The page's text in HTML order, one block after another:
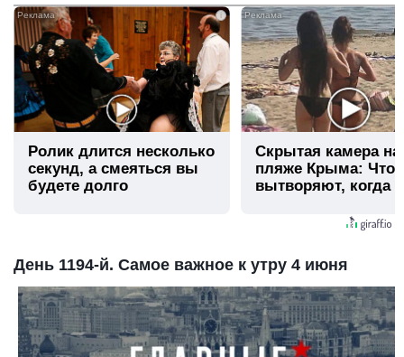
Ролик длится несколько
секунд, а смеяться вы
будете долго
Скрытая камера на
пляже Крыма: Что
вытворяют, когда
День 1194-й. Самое важное к утру 4 июня